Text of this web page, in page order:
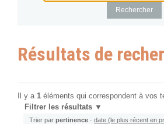
Résultats de
Il y a 1 éléments qui correspondent à vos
Filtrer les résultats
Trier par pertinence · date (le plus récent en